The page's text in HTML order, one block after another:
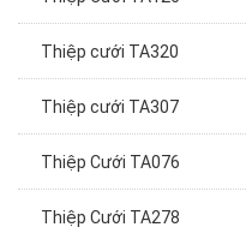
Thiệp cưới TA320
Thiệp cưới TA307
Thiệp Cưới TA076
Thiệp Cưới TA278